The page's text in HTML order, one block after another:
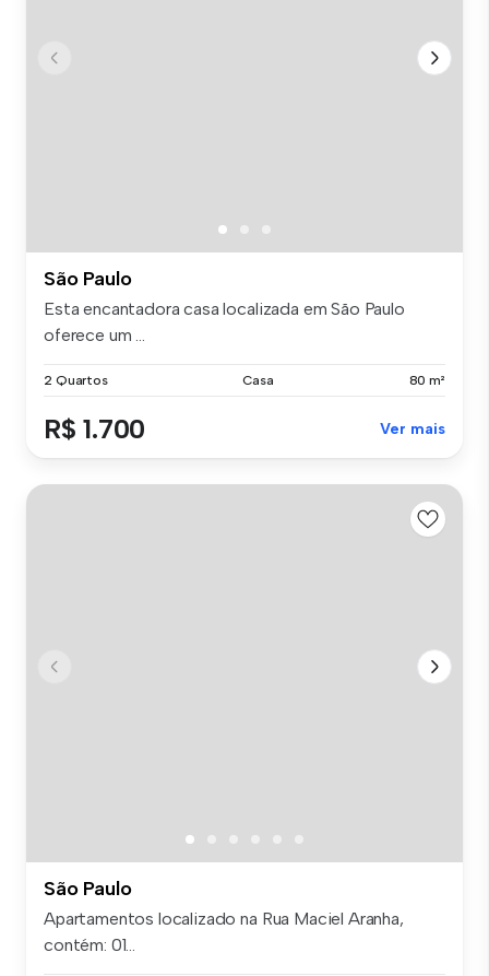
São Paulo
Esta encantadora casa localizada em São Paulo
oferece um ...
2 Quartos Casa 80 m²
R$ 1.700 Ver mais
São Paulo
Apartamentos localizado na Rua Maciel Aranha,
contém: 01...